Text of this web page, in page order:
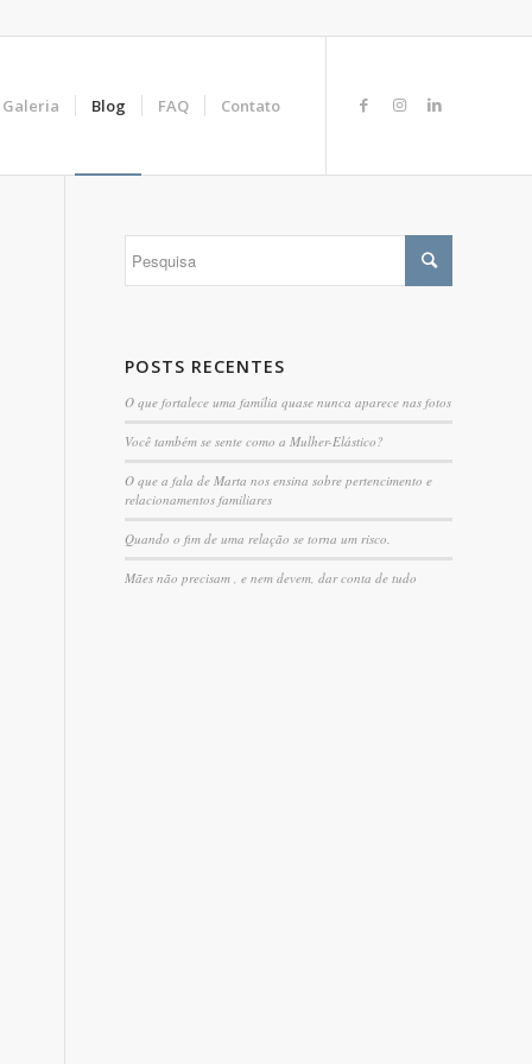
Galeria Blog FAQ Contato
POSTS RECENTES
O que fortalece uma família quase nunca aparece nas fotos
Você também se sente como a Mulher-Elástico?
O que a fala de Marta nos ensina sobre pertencimento e
relacionamentos familiares
Quando o fim de uma relação se torna um risco.
Mães não precisam , e nem devem, dar conta de tudo